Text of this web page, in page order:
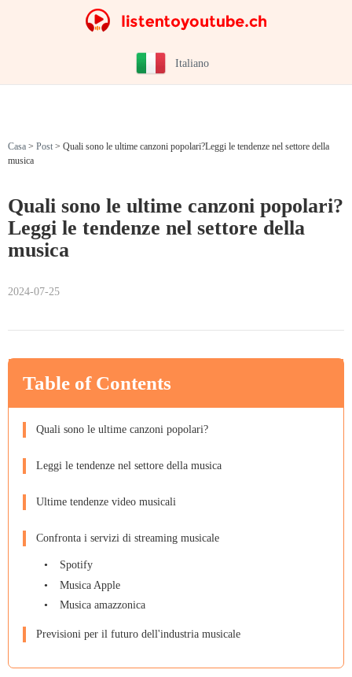
Italiano
Casa > Post > Quali sono le ultime canzoni popolari?Leggi le tendenze nel settore della
musica
Quali sono le ultime canzoni popolari?
Leggi le tendenze nel settore della
musica
2024-07-25
Table of Contents
Quali sono le ultime canzoni popolari?
Leggi le tendenze nel settore della musica
Ultime tendenze video musicali
Confronta i servizi di streaming musicale
Spotify
Musica Apple
Musica amazzonica
Previsioni per il futuro dell'industria musicale